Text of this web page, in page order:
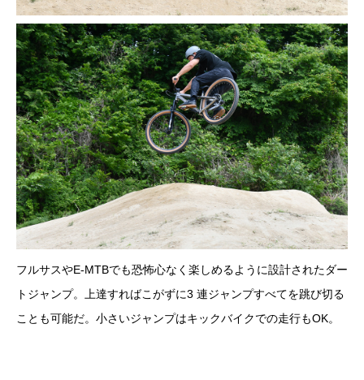
フルサスやE-MTBでも恐怖心なく楽しめるように設計されたダー
トジャンプ。上達すればこがずに3 連ジャンプすべてを跳び切る
ことも可能だ。小さいジャンプはキックバイクでの走行もOK。